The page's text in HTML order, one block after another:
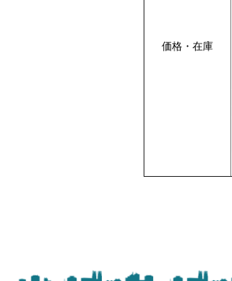
価格・在庫